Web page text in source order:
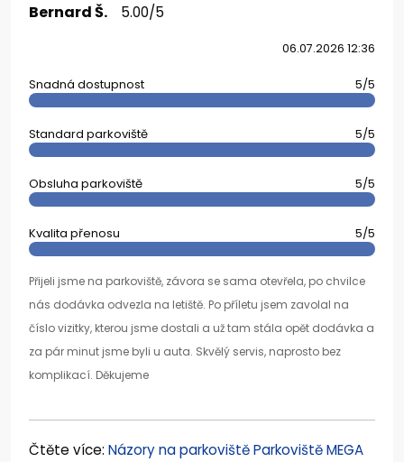
Bernard Š. 5.00/5
06.07.2026 12:36
Snadná dostupnost 5/5
Standard parkoviště 5/5
Obsluha parkoviště 5/5
Kvalita přenosu 5/5
Přijeli jsme na parkoviště, závora se sama otevřela, po chvilce
nás dodávka odvezla na letiště. Po příletu jsem zavolal na
číslo vizitky, kterou jsme dostali a už tam stála opět dodávka a
za pár minut jsme byli u auta. Skvělý servis, naprosto bez
komplikací. Děkujeme
Čtěte více: Názory na parkoviště Parkoviště MEGA